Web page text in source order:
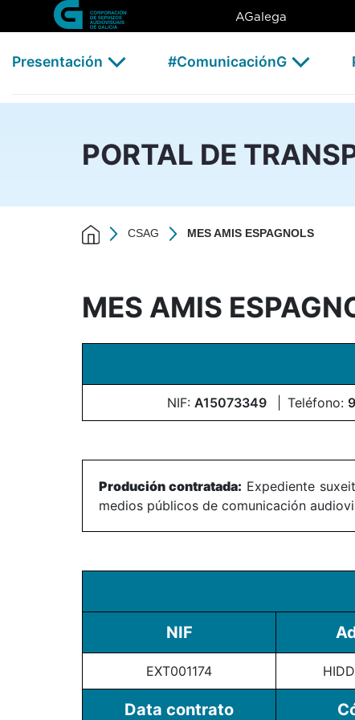
Skip to Main Content
MES AMIS ESPAGNOLS -
AGalega
Presentación #ComunicaciónG
PORTAL DE
CSAG MES AMIS ESPAGNOLS
MES AMIS
NIF: A15073349 Teléfono:
Produción contratada: Expediente
medios públicos de comunicación
NIF
EXT001174
Data contrato